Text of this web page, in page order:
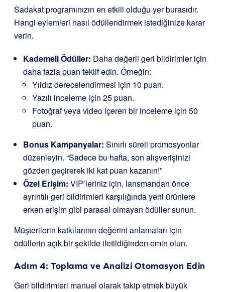
Sadakat programınızın en etkili olduğu yer burasıdır.
Hangi eylemleri nasıl ödüllendirmek istediğinize karar
verin.
Kademeli Ödüller: Daha değerli geri bildirimler için
daha fazla puan teklif edin. Örneğin:
Yıldız derecelendirmesi için 10 puan.
Yazılı inceleme için 25 puan.
Fotoğraf veya video içeren bir inceleme için 50
puan.
Bonus Kampanyalar: Sınırlı süreli promosyonlar
düzenleyin. “Sadece bu hafta, son alışverişinizi
gözden geçirerek iki kat puan kazanın!”
Özel Erişim: VIP’leriniz için, lansmandan önce
ayrıntılı geri bildirimleri karşılığında yeni ürünlere
erken erişim gibi parasal olmayan ödüller sunun.
Müşterilerin katkılarının değerini anlamaları için
ödüllerin açık bir şekilde iletildiğinden emin olun.
Adım 4: Toplama ve Analizi Otomasyon Edin
Geri bildirimleri manuel olarak takip etmek büyük